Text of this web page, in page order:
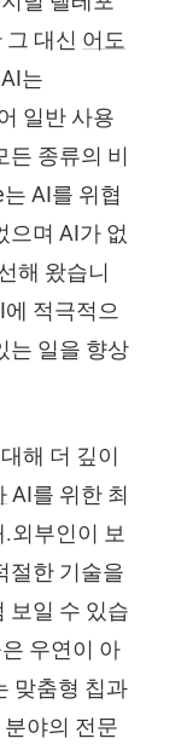
대신 어도
는
일반 사용
든 종류의 비
AI를 위협
으며 AI가 없
해 왔습니
적극적으
는 일을 향상
해 더 깊이
AI를 위한 최
외부인이 보
절한 기술을
보일 수 있습
우연이 아
맞춤형 칩과
야의 전문